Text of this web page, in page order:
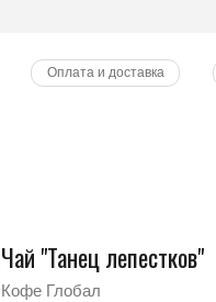
Оплата и доставка
Чай "Танец лепестков"
Кофе Глобал